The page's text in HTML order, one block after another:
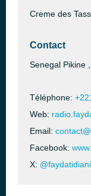
Creme des
Contact
Senegal Pikine
Téléphone:
Web:
Email:
Facebook:
X: